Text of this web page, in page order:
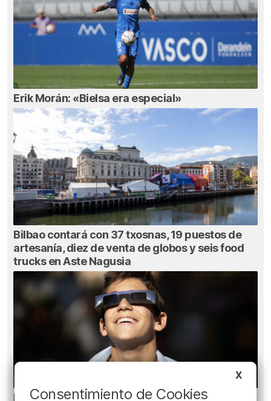
Erik Morán: «Bielsa era especial»
Bilbao contará con 37 txosnas, 19 puestos de
artesanía, diez de venta de globos y seis food
trucks en Aste Nagusia
Ni gafas de sol ni radiografías: los errores que
X
Consentimiento de Cookies